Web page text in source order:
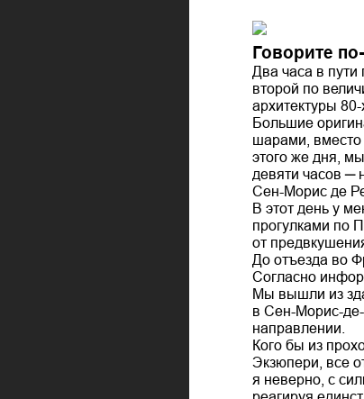
Говорите
Два часа в
второй по
архитектуры
Большие
шарами, вместо
этого же дня,
девяти часов ─
Сен-Морис де
В этот день у
прогулками по
от
До отъезда во
Согласно
Мы вышли из
в Сен-Морис-де-
направлении.
Кого бы из
Экзюпери, все
я неверно, с